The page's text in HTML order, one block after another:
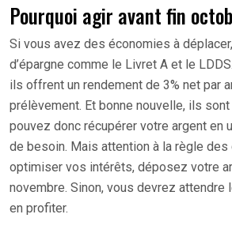
Pourquoi agir avant fin
Si vous avez des économies à
d’épargne comme le Livret A et le
ils offrent un rendement de 3% net par
prélèvement. Et bonne nouvelle, ils
pouvez donc récupérer votre argent en
de besoin. Mais attention à la règle des
optimiser vos intérêts, déposez votre
novembre. Sinon, vous devrez attendre
en profiter.